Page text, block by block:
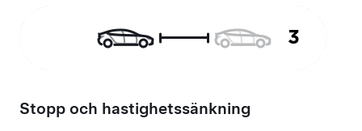
Stopp och hastighetssänkning